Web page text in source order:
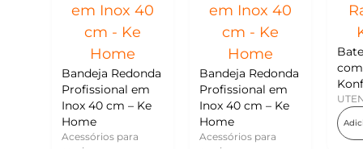
Bandeja Redonda
Profissional em
Inox 40 cm – Ke
Acessórios para
Bandeja Redonda
Profissional em
Inox 40 cm – Ke
Acessórios para
Batedor de
com Raspador
Konfektt
UTENSÍLIOS
Adicionar ao